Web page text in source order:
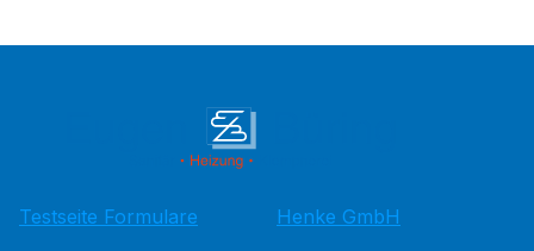
Testseite Formulare
Henke GmbH